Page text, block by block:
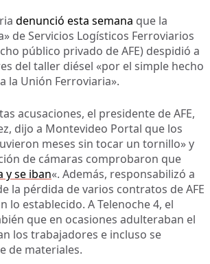
denunció esta semana que la
de Servicios Logísticos Ferroviarios
público privado de AFE) despidió a
del taller diésel «por el simple hecho
la Unión Ferroviaria».
acusaciones, el presidente de AFE,
dijo a Montevideo Portal que los
meses sin tocar un tornillo» y
de cámaras comprobaron que
y se iban«. Además, responsabilizó a
la pérdida de varios contratos de AFE
lo establecido. A Telenoche 4, el
que en ocasiones adulteraban el
los trabajadores e incluso se
de materiales.